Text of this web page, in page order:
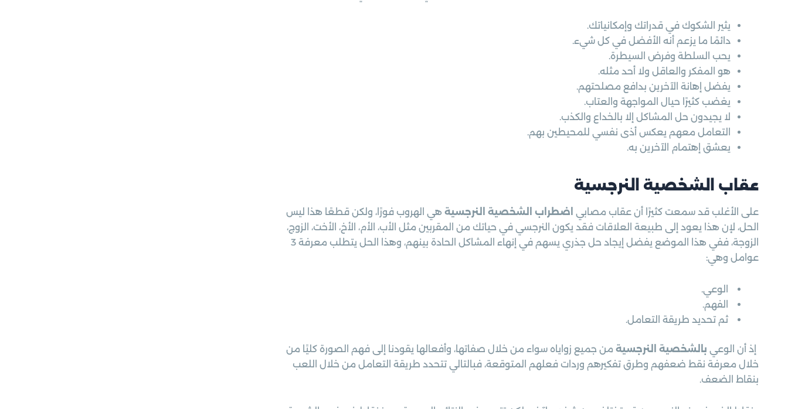
يثير الشكوك في قدراتك وإمكانياتك.
دائمًا ما يزعم أنه الأفضل في كل شيء.
يحب السلطة وفرض السيطرة.
هو المفكر والعاقل ولا أحد مثله.
يفضل إهانة الآخرين بدافع مصلحتهم.
يغضب كثيرًا حيال المواجهة والعتاب.
لا يجيدون حل المشاكل إلا بالخداع والكذب.
التعامل معهم يعكس أذى نفسي للمحيطين بهم.
يعشق إهتمام الآخرين به.
عقاب الشخصية النرجسية
على الأغلب قد سمعت كثيرًا أن عقاب مصابي اضطراب الشخصية النرجسية هي الهروب فورًا، ولكن قطعًا هذا ليس
الحل، لإن هذا يعود إلى طبيعة العلاقات فقد يكون النرجسي في حياتك من المقربين مثل الأب، الأم، الأخ، الأخت، الزوج،
الزوجة، ففي هذا الموضع يفضل إيجاد حل جذري يسهم في إنهاء المشاكل الحادة بينهم، وهذا الحل يتطلب معرفة 3
عوامل وهي:
الوعي.
الفهم.
ثم تحديد طريقة التعامل.
إذ أن الوعي بالشخصية النرجسية من جميع زواياه سواء من خلال صفاتها، وأفعالها يقودنا إلى فهم الصورة كليًا من
خلال معرفة نقط ضعفهم وطرق تفكيرهم وردات فعلهم المتوقعة، فبالتالي تتحدد طريقة التعامل من خلال اللعب
بنقاط الضعف.